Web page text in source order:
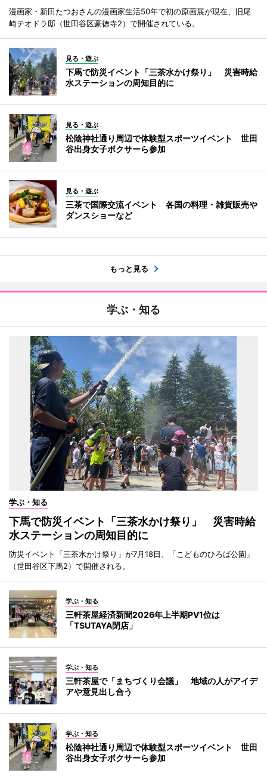
漫画家・新田たつおさんの漫画家生活50年で初の原画展が現在、旧尾
崎テオドラ邸（世田谷区豪徳寺2）で開催されている。
見る・遊ぶ
下馬で防災イベント「三茶水かけ祭り」 災害時給
水ステーションの周知目的に
見る・遊ぶ
松陰神社通り周辺で体験型スポーツイベント 世田
谷出身女子ボクサーら参加
見る・遊ぶ
三茶で国際交流イベント 各国の料理・雑貨販売や
ダンスショーなど
もっと見る
学ぶ・知る
学ぶ・知る
下馬で防災イベント「三茶水かけ祭り」 災害時給
水ステーションの周知目的に
防災イベント「三茶水かけ祭り」が7月18日、「こどものひろば公園」
（世田谷区下馬2）で開催される。
学ぶ・知る
三軒茶屋経済新聞2026年上半期PV1位は
「TSUTAYA閉店」
学ぶ・知る
三軒茶屋で「まちづくり会議」 地域の人がアイデ
アや意見出し合う
学ぶ・知る
松陰神社通り周辺で体験型スポーツイベント 世田
谷出身女子ボクサーら参加